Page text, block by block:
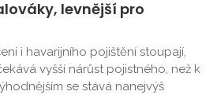
levnější pro
i havarijního pojištění stoupají,
vyšší nárůst pojistného, než k
se stává nanejvýš